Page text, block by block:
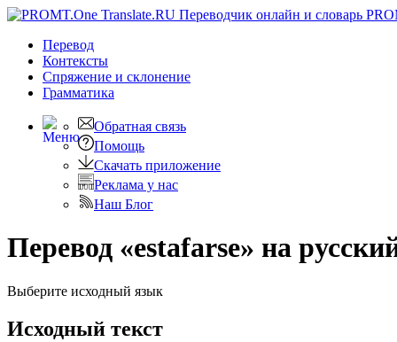
Перевод
Контексты
Спряжение и склонение
Грамматика
Обратная связь
Помощь
Скачать приложение
Реклама у нас
Наш Блог
Перевод «estafarse» на
Выберите исходный язык
Исходный текст